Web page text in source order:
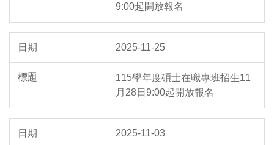
9:00起開放報名
2025-11-25
115學年度碩士在職專班招生11
月28日9:00起開放報名
2025-11-03